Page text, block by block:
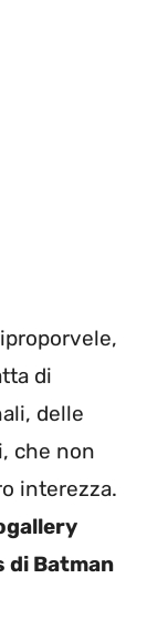
di
delle
che non
interezza.
di Batman